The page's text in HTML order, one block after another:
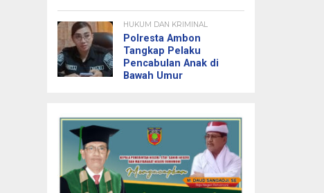
HUKUM DAN KRIMINAL
Polresta Ambon
Tangkap Pelaku
Pencabulan Anak di
Bawah Umur